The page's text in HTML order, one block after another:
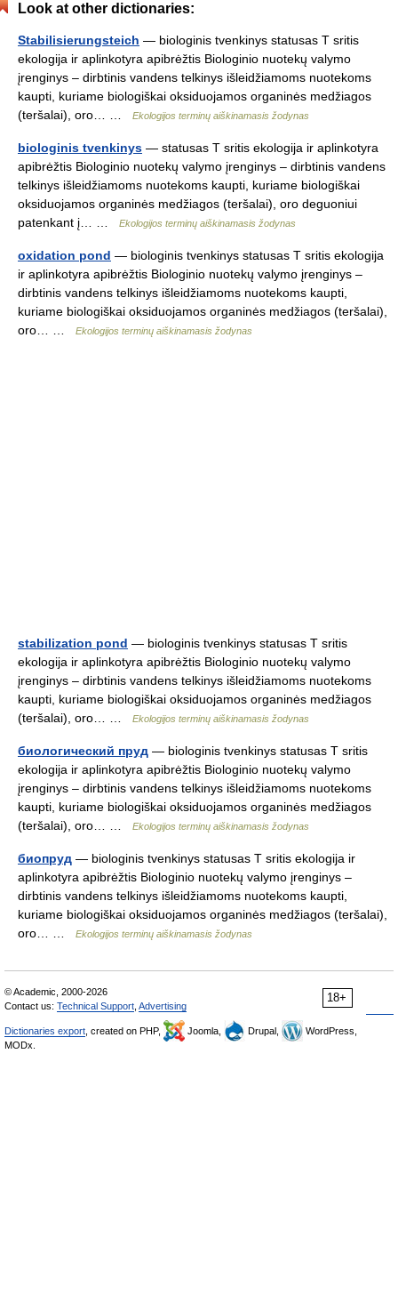
Look at other dictionaries:
Stabilisierungsteich — biologinis tvenkinys statusas T sritis
ekologija ir aplinkotyra apibrėžtis Biologinio nuotekų valymo
įrenginys – dirbtinis vandens telkinys išleidžiamoms nuotekoms
kaupti, kuriame biologiškai oksiduojamos organinės medžiagos
(teršalai), oro… …
Ekologijos terminų aiškinamasis žodynas
biologinis tvenkinys — statusas T sritis ekologija ir aplinkotyra
apibrėžtis Biologinio nuotekų valymo įrenginys – dirbtinis vandens
telkinys išleidžiamoms nuotekoms kaupti, kuriame biologiškai
oksiduojamos organinės medžiagos (teršalai), oro deguoniui
patenkant į… …
Ekologijos terminų aiškinamasis žodynas
oxidation pond — biologinis tvenkinys statusas T sritis ekologija
ir aplinkotyra apibrėžtis Biologinio nuotekų valymo įrenginys –
dirbtinis vandens telkinys išleidžiamoms nuotekoms kaupti,
kuriame biologiškai oksiduojamos organinės medžiagos (teršalai),
oro… …
Ekologijos terminų aiškinamasis žodynas
stabilization pond — biologinis tvenkinys statusas T sritis
ekologija ir aplinkotyra apibrėžtis Biologinio nuotekų valymo
įrenginys – dirbtinis vandens telkinys išleidžiamoms nuotekoms
kaupti, kuriame biologiškai oksiduojamos organinės medžiagos
(teršalai), oro… …
Ekologijos terminų aiškinamasis žodynas
биологический пруд — biologinis tvenkinys statusas T sritis
ekologija ir aplinkotyra apibrėžtis Biologinio nuotekų valymo
įrenginys – dirbtinis vandens telkinys išleidžiamoms nuotekoms
kaupti, kuriame biologiškai oksiduojamos organinės medžiagos
(teršalai), oro… …
Ekologijos terminų aiškinamasis žodynas
биопруд — biologinis tvenkinys statusas T sritis ekologija ir
aplinkotyra apibrėžtis Biologinio nuotekų valymo įrenginys –
dirbtinis vandens telkinys išleidžiamoms nuotekoms kaupti,
kuriame biologiškai oksiduojamos organinės medžiagos (teršalai),
oro… …
Ekologijos terminų aiškinamasis žodynas
18+
© Academic, 2000-2026
Contact us: Technical Support Advertising
Dictionaries export , created on PHP, Joomla, Drupal,
WordPress,
MODx.